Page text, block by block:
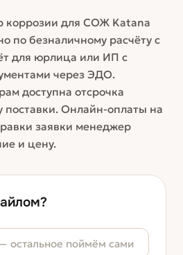
коррозии для СОЖ Katana
по безналичному расчёту с
для юрлица или ИП с
через ЭДО.
доступна отсрочка
поставки. Онлайн-оплаты на
заявки менеджер
и цену.